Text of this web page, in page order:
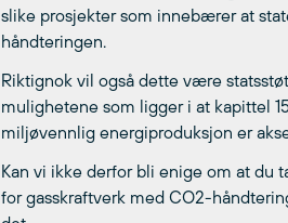
slike prosjekter som innebærer at
håndteringen.
Riktignok vil også dette være
mulighetene som ligger i at kapittel
miljøvennlig energiproduksjon er
Kan vi ikke derfor bli enige om at du
for gasskraftverk med CO2-